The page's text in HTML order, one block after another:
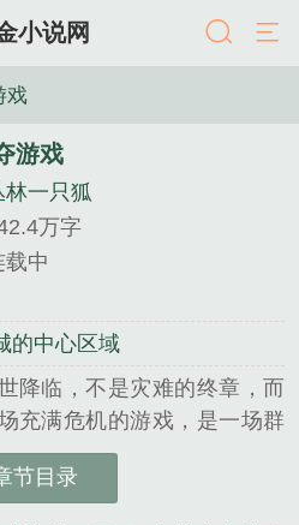
小说网
戏
游戏
林一只狐
万字
中
的中心区域
降临，不是灾难的终章，而
充满危机的游戏，是一场群
勇敢者的游戏。末世之初，
难降临，人们从守护怪兽手
节目录